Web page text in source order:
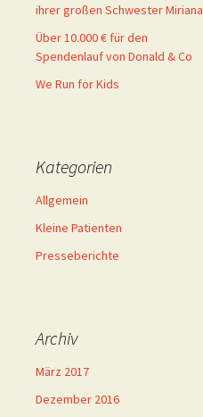
ihrer großen Schwester Miriana
Über 10.000 € für den
Spendenlauf von Donald & Co
We Run for Kids
Kategorien
Allgemein
Kleine Patienten
Presseberichte
Archiv
März 2017
Dezember 2016